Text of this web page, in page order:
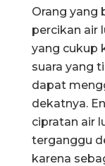
Orang yang
percikan air
yang cukup
suara yang
dapat
dekatnya.
cipratan air
terganggu
karena